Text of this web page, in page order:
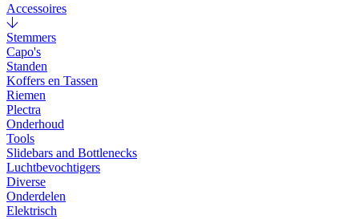
Accessoires
Stemmers
Capo's
Standen
Koffers en Tassen
Riemen
Plectra
Onderhoud
Tools
Slidebars and Bottlenecks
Luchtbevochtigers
Diverse
Onderdelen
Elektrisch